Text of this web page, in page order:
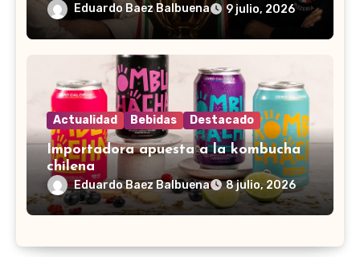
Eduardo Baez Balbuena 9 julio, 2026
Actualidad Bebidas Destacado
Importadora apuesta a la kombucha
chilena
Eduardo Baez Balbuena 8 julio, 2026